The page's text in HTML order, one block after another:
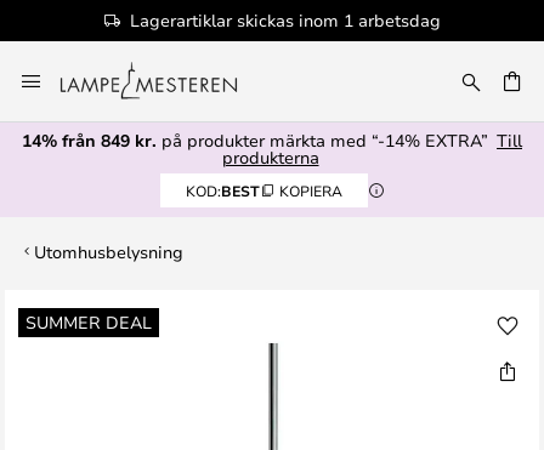
Lagerartiklar skickas inom 1 arbetsdag
till
innehållet
14% från 849 kr. på produkter märkta med “-14% EXTRA” Till
produkterna
KOD:BEST KOPIERA
Utomhusbelysning
SUMMER DEAL
Hoppa
till